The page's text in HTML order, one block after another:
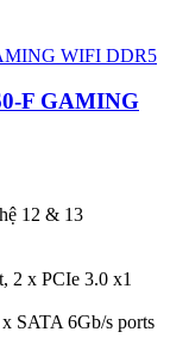
F GAMING
12 & 13
2 x PCIe 3.0 x1
SATA 6Gb/s ports